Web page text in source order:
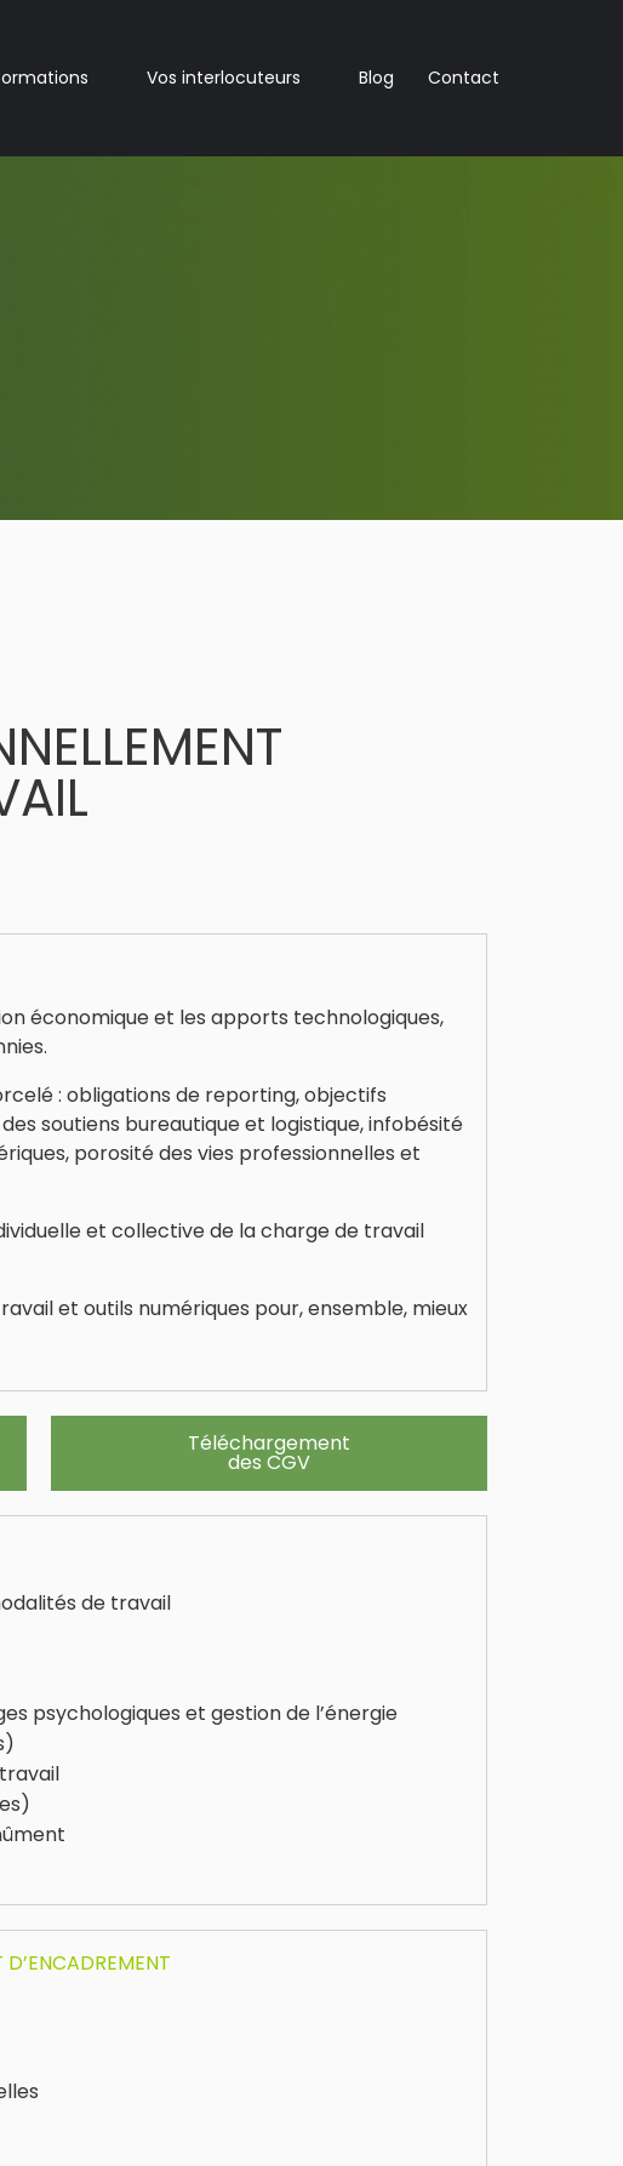
Vos interlocuteurs Blog Contact
économique et les apports technologiques,
: obligations de reporting, objectifs
soutiens bureautique et logistique, infobésité
porosité des vies professionnelles et
et collective de la charge de travail
et outils numériques pour, ensemble, mieux
Téléchargement
des CGV
de travail
psychologiques et gestion de l’énergie